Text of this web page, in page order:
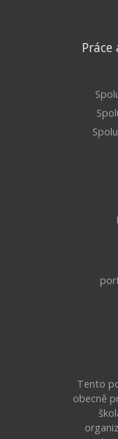
Tento
obecně